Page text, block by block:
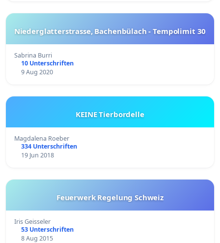
Niederglatterstrasse, Bachenbülach - Tempolimit 30
Sabrina Burri
10 Unterschriften
9 Aug 2020
KEINE Tierbordelle
Magdalena Roeber
334 Unterschriften
19 Jun 2018
Feuerwerk Regelung Schweiz
Iris Geisseler
53 Unterschriften
8 Aug 2015